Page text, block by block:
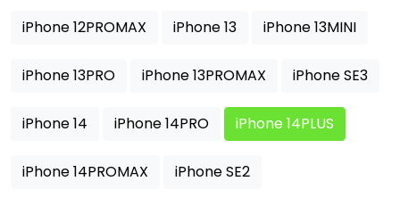
iPhone 12PROMAX iPhone 13 iPhone 13MINI
iPhone 13PRO iPhone 13PROMAX iPhone SE3
iPhone 14 iPhone 14PRO iPhone 14PLUS
iPhone 14PROMAX iPhone SE2